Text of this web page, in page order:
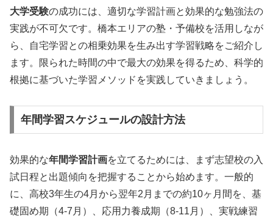
大学受験の成功には、適切な学習計画と効果的な勉強法の
実践が不可欠です。橋本エリアの塾・予備校を活用しなが
ら、自宅学習との相乗効果を生み出す学習戦略をご紹介し
ます。限られた時間の中で最大の効果を得るため、科学的
根拠に基づいた学習メソッドを実践していきましょう。
年間学習スケジュールの設計方法
効果的な年間学習計画を立てるためには、まず志望校の入
試日程と出題傾向を把握することから始めます。一般的
に、高校3年生の4月から翌年2月までの約10ヶ月間を、基
礎固め期（4-7月）、応用力養成期（8-11月）、実戦練習